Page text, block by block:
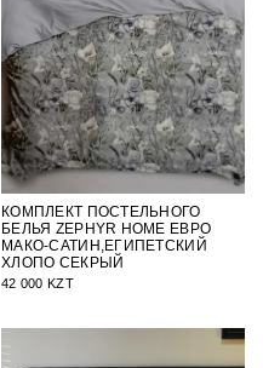
КОМПЛЕКТ ПОСТЕЛЬНОГО
БЕЛЬЯ ZEPHYR HOME ЕВРО
МАКО-САТИН,ЕГИПЕТСКИЙ
ХЛОПО СЕКРЫЙ
42 000 KZT